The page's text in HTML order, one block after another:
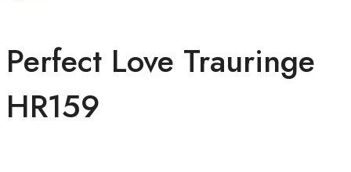
Perfect Love Trauringe
HR159